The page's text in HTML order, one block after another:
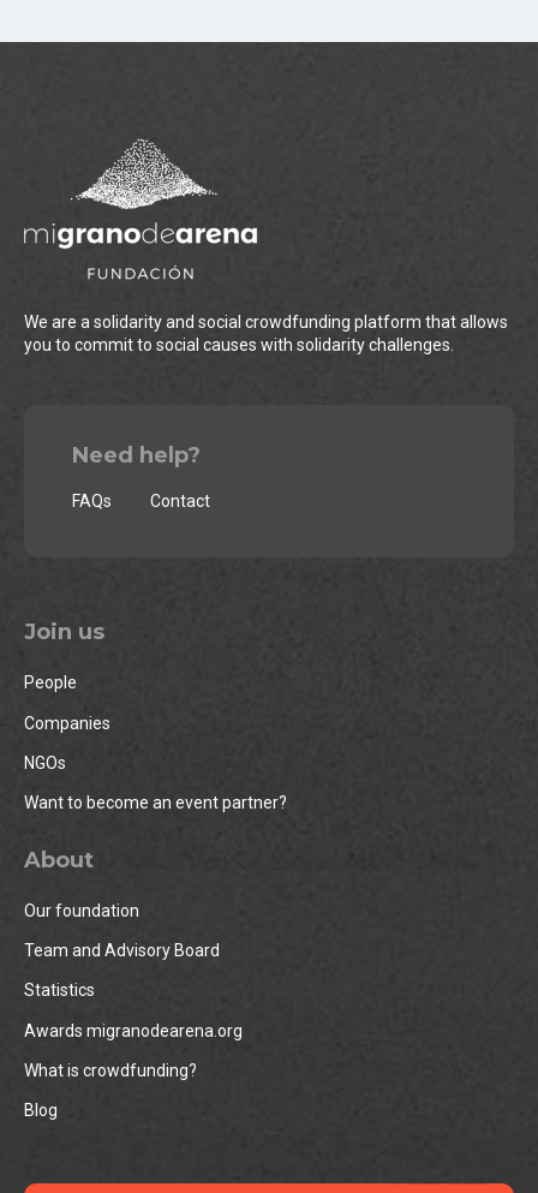
We are a solidarity and social crowdfunding platform that allows
you to commit to social causes with solidarity challenges.
Need help?
FAQs Contact
Join us
People
Companies
NGOs
Want to become an event partner?
About
Our foundation
Team and Advisory Board
Statistics
Awards migranodearena.org
What is crowdfunding?
Blog